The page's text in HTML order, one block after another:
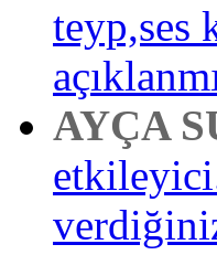
teyp,ses
AYÇA